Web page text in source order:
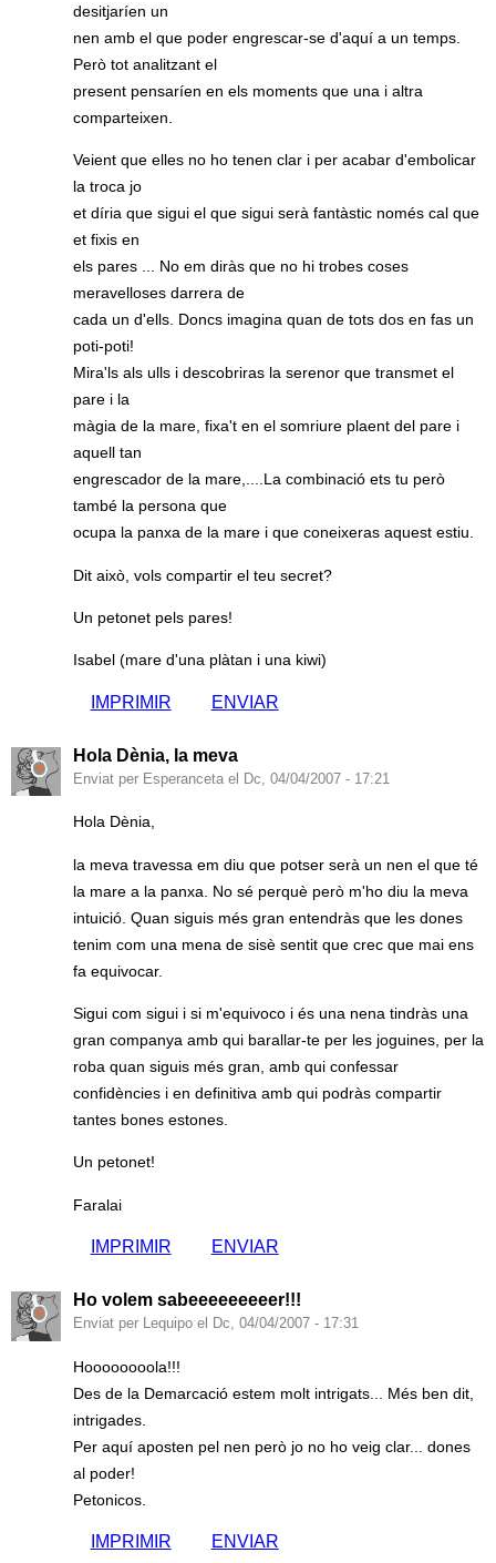
desitjaríen un
nen amb el que poder engrescar-se d'aquí a un temps.
Però tot analitzant el
present pensaríen en els moments que una i altra
comparteixen.
Veient que elles no ho tenen clar i per acabar d'embolicar
la troca jo
et díria que sigui el que sigui serà fantàstic només cal que
et fixis en
els pares ... No em diràs que no hi trobes coses
meravelloses darrera de
cada un d'ells. Doncs imagina quan de tots dos en fas un
poti-poti!
Mira'ls als ulls i descobriras la serenor que transmet el
pare i la
màgia de la mare, fixa't en el somriure plaent del pare i
aquell tan
engrescador de la mare,....La combinació ets tu però
també la persona que
ocupa la panxa de la mare i que coneixeras aquest estiu.
Dit això, vols compartir el teu secret?
Un petonet pels pares!
Isabel (mare d'una plàtan i una kiwi)
IMPRIMIR ENVIAR
Hola Dènia, la meva
Enviat per Esperanceta el Dc, 04/04/2007 - 17:21
Hola Dènia,
la meva travessa em diu que potser serà un nen el que té
la mare a la panxa. No sé perquè però m'ho diu la meva
intuició. Quan siguis més gran entendràs que les dones
tenim com una mena de sisè sentit que crec que mai ens
fa equivocar.
Sigui com sigui i si m'equivoco i és una nena tindràs una
gran companya amb qui barallar-te per les joguines, per la
roba quan siguis més gran, amb qui confessar
confidències i en definitiva amb qui podràs compartir
tantes bones estones.
Un petonet!
Faralai
IMPRIMIR ENVIAR
Ho volem sabeeeeeeeeer!!!
Enviat per Lequipo el Dc, 04/04/2007 - 17:31
Hoooooooola!!!
Des de la Demarcació estem molt intrigats... Més ben dit,
intrigades.
Per aquí aposten pel nen però jo no ho veig clar... dones
al poder!
Petonicos.
IMPRIMIR ENVIAR